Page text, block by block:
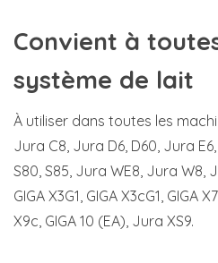
Convient à
système de lait
À utiliser dans toutes les
Jura C8, Jura D6, D60, Jura
S80, S85, Jura WE8, Jura W8,
GIGA X3G1, GIGA X3cG1, GIGA
X9c, GIGA 10 (EA), Jura XS9.